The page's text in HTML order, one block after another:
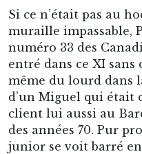
Si ce n’était pas au
muraille impassable,
numéro 33 des
entré dans ce XI
même du lourd dans
d’un Miguel qui était
client lui aussi au
des années 70. Pur
junior se voit barré